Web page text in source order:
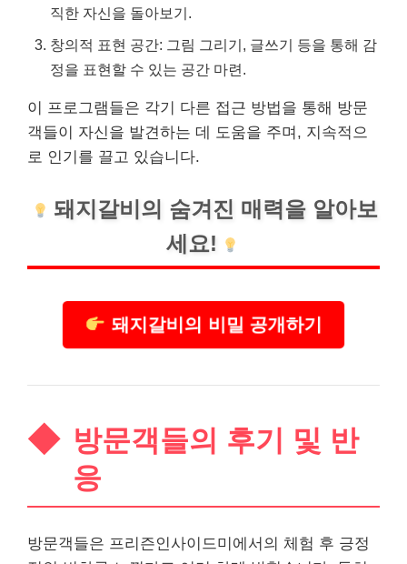
직한 자신을 돌아보기.
창의적 표현 공간: 그림 그리기, 글쓰기 등을 통해 감
정을 표현할 수 있는 공간 마련.
이 프로그램들은 각기 다른 접근 방법을 통해 방문
객들이 자신을 발견하는 데 도움을 주며, 지속적으
로 인기를 끌고 있습니다.
돼지갈비의 숨겨진 매력을 알아보
세요!
돼지갈비의 비밀 공개하기
방문객들의 후기 및 반
응
방문객들은 프리즌인사이드미에서의 체험 후 긍정